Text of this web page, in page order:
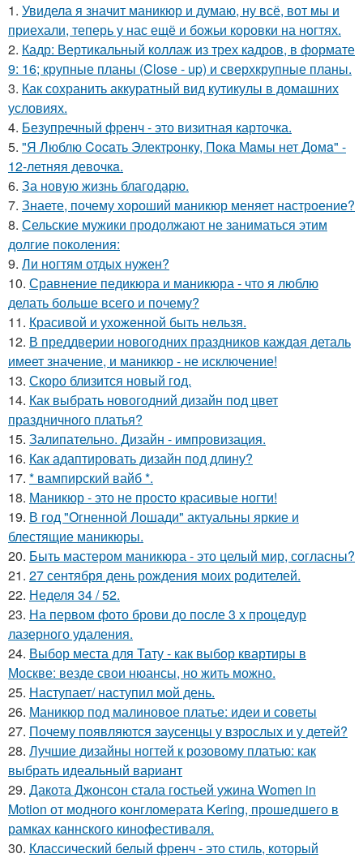
1. Увидела я значит маникюр и думаю, ну всё, вот мы и
приехали, теперь у нас ещё и божьи коровки на ногтях.
2. Кадр: Вертикальный коллаж из трех кадров, в формате
9: 16; крупные планы (Close - up) и сверхкрупные планы.
3. Как сохранить аккуратный вид кутикулы в домашних
условиях.
4. Безупречный френч - это визитная карточка.
5. "Я Люблю Cocaть Электpoнкy, Пoкa Мaмы нет Дoмa" -
12-летняя девoчкa.
6. За новyю жизнь благодарю.
7. Знаете, почему хороший маникюр меняет настроение?
8. Сельские мужики продолжают не заниматься этим
долгие поколения:
9. Ли ногтям отдых нужен?
10. Сравнение педикюра и маникюра - что я люблю
делать больше всего и почему?
11. Красивой и ухожeнной быть нeльзя.
12. В преддверии новогодних праздников каждая деталь
имеет значение, и маникюр - не исключение!
13. Скоро близится новый год.
14. Как выбрать новогодний дизайн под цвет
праздничного платья?
15. Залипательно. Дизайн - импровизация.
16. Как адаптировать дизайн под длину?
17. * вампирский вайб *.
18. Маникюр - это не просто красивые ногти!
19. В год "Огненной Лошади" актуальны яркие и
блестящие маникюры.
20. Быть мастером маникюра - это целый мир, согласны?
21. 27 сентября день рождения моих родителей.
22. Неделя 34 / 52.
23. На первом фото брови до после 3 х процедур
лазерного удаления.
24. Выбор места для Тату - как выбор квартиры в
Москве: везде свои нюансы, но жить можно.
25. Наступает/ наступил мой день.
26. Маникюр под малиновое платье: идеи и советы
27. Почему появляются заусенцы у взрослых и у детей?
28. Лучшие дизайны ногтей к розовому платью: как
выбрать идеальный вариант
29. Дакота Джонсон стала гостьей ужина Women in
Motion от модного конгломерата Kering, прошедшего в
рамках каннского кинофестиваля.
30. Классический белый френч - это стиль, который